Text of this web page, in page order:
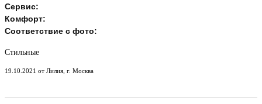
Сервис:
Комфорт:
Соответствие с фото:
Стильные
19.10.2021 от Лилия, г. Москва